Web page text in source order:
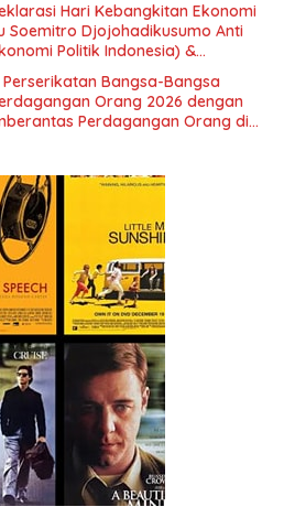
Hari Kebangkitan Ekonomi
Soemitro Djojohadikusumo Anti
Politik Indonesia) &
Undang-Undang Perekonomian
Sosial dalam Menata Bangsa
Bangsa-Bangsa
Orang 2026 dengan
Perdagangan Orang di